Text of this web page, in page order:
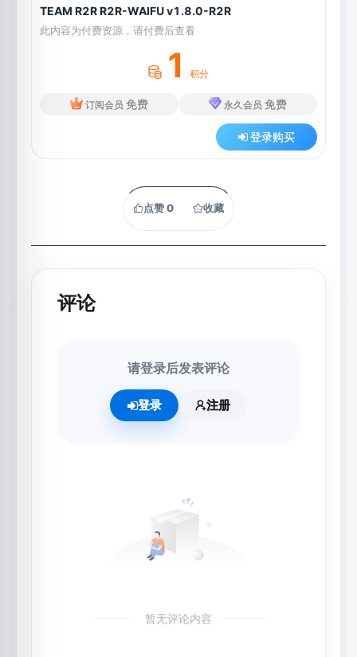
TEAM R2R R2R-WAIFU v1.8.0-R2R
此内容为付费资源，请付费后查看
1 积分
订阅会员 免费 永久会员 免费
登录购买
点赞0 收藏
评论
请登录后发表评论
登录 注册
暂无评论内容